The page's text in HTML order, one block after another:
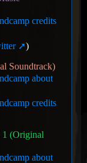
credits
)
Soundtrack)
about
credits
1 (Original
about